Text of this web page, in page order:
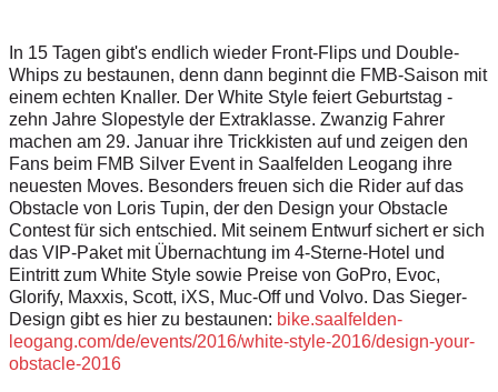
In 15 Tagen gibt's endlich wieder Front-Flips und Double-
Whips zu bestaunen, denn dann beginnt die FMB-Saison mit
einem echten Knaller. Der White Style feiert Geburtstag -
zehn Jahre Slopestyle der Extraklasse. Zwanzig Fahrer
machen am 29. Januar ihre Trickkisten auf und zeigen den
Fans beim FMB Silver Event in Saalfelden Leogang ihre
neuesten Moves. Besonders freuen sich die Rider auf das
Obstacle von Loris Tupin, der den Design your Obstacle
Contest für sich entschied. Mit seinem Entwurf sichert er sich
das VIP-Paket mit Übernachtung im 4-Sterne-Hotel und
Eintritt zum White Style sowie Preise von GoPro, Evoc,
Glorify, Maxxis, Scott, iXS, Muc-Off und Volvo. Das Sieger-
Design gibt es hier zu bestaunen: bike.saalfelden-
leogang.com/de/events/2016/white-style-2016/design-your-
obstacle-2016